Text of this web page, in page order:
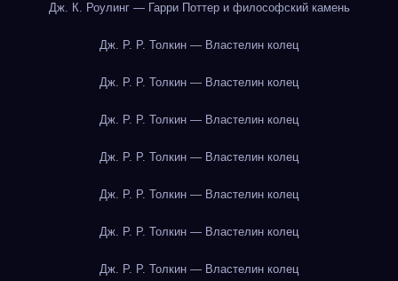
Дж. К. Роулинг — Гарри Поттер и философский камень
Дж. Р. Р. Толкин — Властелин колец
Дж. Р. Р. Толкин — Властелин колец
Дж. Р. Р. Толкин — Властелин колец
Дж. Р. Р. Толкин — Властелин колец
Дж. Р. Р. Толкин — Властелин колец
Дж. Р. Р. Толкин — Властелин колец
Дж. Р. Р. Толкин — Властелин колец